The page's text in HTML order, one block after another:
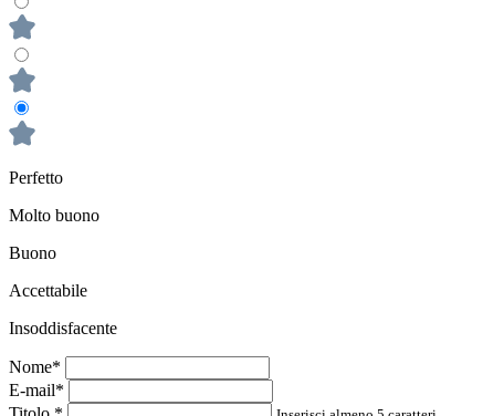
Perfetto
Molto buono
Buono
Accettabile
Insoddisfacente
Nome*
E-mail*